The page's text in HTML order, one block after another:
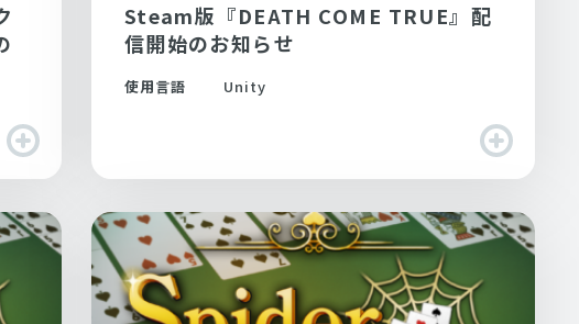
Steam版『DEATH COME TRUE』配
信開始のお知らせ
使用言語 Unity